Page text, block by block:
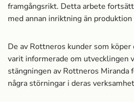
framgångsrikt. Detta arbete
med annan inriktning än
De av Rottneros kunder som
varit informerade om utvecklingen
stängningen av Rottneros
några störningar i deras